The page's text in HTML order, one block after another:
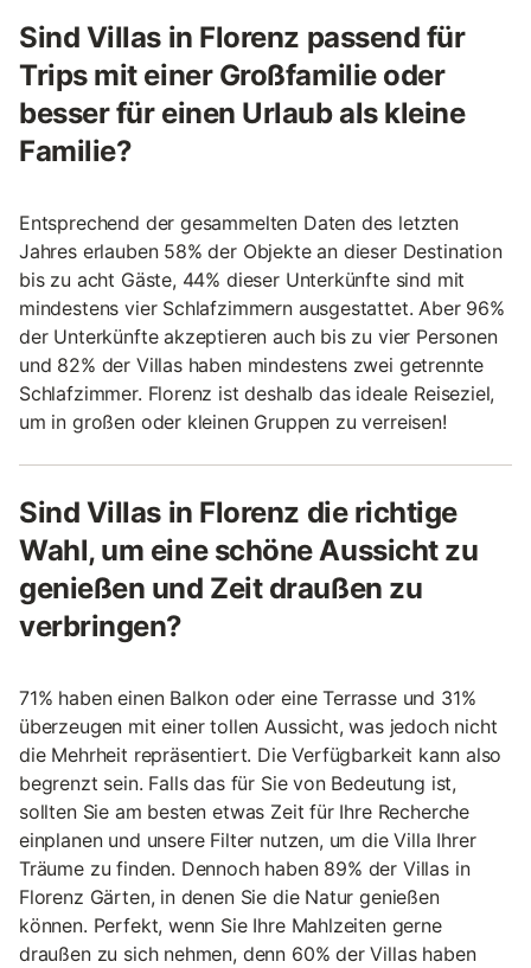
Sind Villas in Florenz passend für
Trips mit einer Großfamilie oder
besser für einen Urlaub als kleine
Familie?
Entsprechend der gesammelten Daten des letzten
Jahres erlauben 58% der Objekte an dieser Destination
bis zu acht Gäste, 44% dieser Unterkünfte sind mit
mindestens vier Schlafzimmern ausgestattet. Aber 96%
der Unterkünfte akzeptieren auch bis zu vier Personen
und 82% der Villas haben mindestens zwei getrennte
Schlafzimmer. Florenz ist deshalb das ideale Reiseziel,
um in großen oder kleinen Gruppen zu verreisen!
Sind Villas in Florenz die richtige
Wahl, um eine schöne Aussicht zu
genießen und Zeit draußen zu
verbringen?
71% haben einen Balkon oder eine Terrasse und 31%
überzeugen mit einer tollen Aussicht, was jedoch nicht
die Mehrheit repräsentiert. Die Verfügbarkeit kann also
begrenzt sein. Falls das für Sie von Bedeutung ist,
sollten Sie am besten etwas Zeit für Ihre Recherche
einplanen und unsere Filter nutzen, um die Villa Ihrer
Träume zu finden. Dennoch haben 89% der Villas in
Florenz Gärten, in denen Sie die Natur genießen
können. Perfekt, wenn Sie Ihre Mahlzeiten gerne
draußen zu sich nehmen, denn 60% der Villas haben